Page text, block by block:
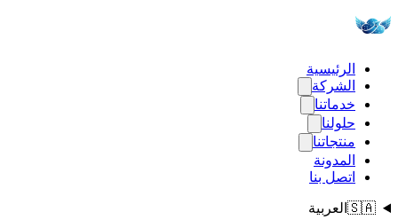
الرئيسية
الشركة
خدماتنا
حلولنا
منتجاتنا
المدونة
اتصل بنا
🇸🇦العربية